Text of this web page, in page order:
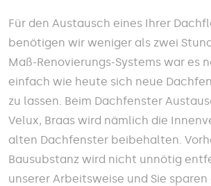
Für den Austausch eines Ihrer
benötigen wir weniger als zwei
Maß-Renovierungs-Systems war es
einfach wie heute sich neue
zu lassen. Beim Dachfenster
Velux, Braas wird nämlich die
alten Dachfenster beibehalten.
Bausubstanz wird nicht unnötig
unserer Arbeitsweise und Sie